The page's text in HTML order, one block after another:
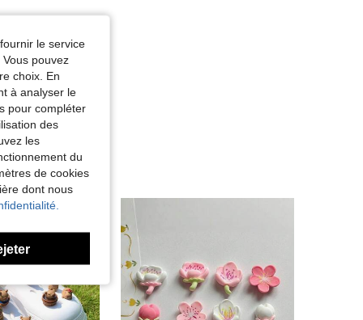
le service
pouvez
choix. En
à analyser le
pour compléter
des
les
du
de cookies
dont nous